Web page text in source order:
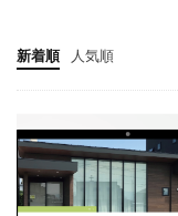
新着順 人気順